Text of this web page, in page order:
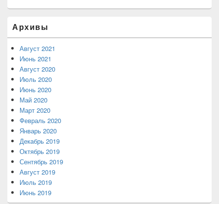
Архивы
Август 2021
Июнь 2021
Август 2020
Июль 2020
Июнь 2020
Май 2020
Март 2020
Февраль 2020
Январь 2020
Декабрь 2019
Октябрь 2019
Сентябрь 2019
Август 2019
Июль 2019
Июнь 2019